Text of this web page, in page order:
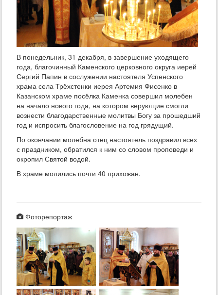
В понедельник, 31 декабря, в завершение уходящего
года, благочинный Каменского церковного округа иерей
Сергий Папин в сослужении настоятеля Успенского
храма села Трёхстенки иерея Артемия Фисенко в
Казанском храме посёлка Каменка совершил молебен
на начало нового года, на котором верующие смогли
вознести благодарственные молитвы Богу за прошедший
год и испросить благословение на год грядущий.
По окончании молебна отец настоятель поздравил всех
с праздником, обратился к ним со словом проповеди и
окропил Святой водой.
В храме молились почти 40 прихожан.
Фоторепортаж